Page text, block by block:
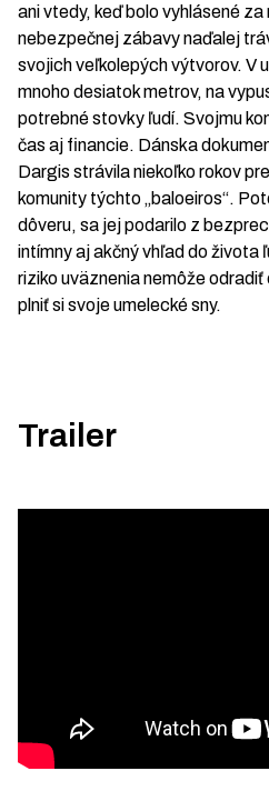
ani vtedy, keď bolo vyhlásené
nebezpečnej zábavy naďalej
svojich veľkolepých výtvorov. V
mnoho desiatok metrov, na
potrebné stovky ľudí. Svojmu
čas aj financie. Dánska
Dargis strávila niekoľko rokov
komunity týchto „baloeiros“.
dôveru, sa jej podarilo z
intímny aj akčný vhľad do života
riziko uväznenia nemôže
plniť si svoje umelecké sny.
Trailer